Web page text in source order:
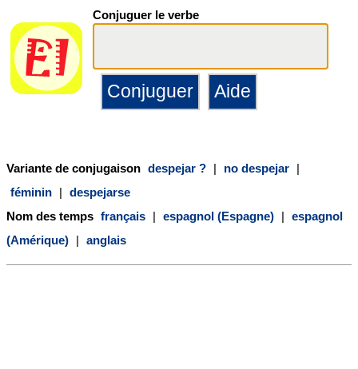
Conjuguer le verbe
Variante de conjugaison despejar ? | no despejar |
féminin | despejarse
Nom des temps français | espagnol (Espagne) | espagnol
(Amérique) | anglais